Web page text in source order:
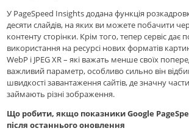
У PageSpeed ​​Insights додана функція
десяти слайдів, на яких ви можете побачити
контенту сторінки. Крім того, тепер сервіс дає
використання на ресурсі нових форматів
WebP і JPEG XR – які важать менше своїх
важливий параметр, особливо сильно він
швидкості завантаження сайтів, де значну
займають різні зображення.
Що робити, якщо показники Google
після останнього оновлення